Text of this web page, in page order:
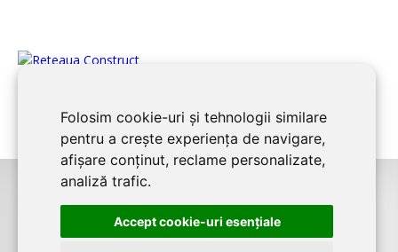
Folosim cookie-uri și tehnologii similare
pentru a crește experiența de navigare,
afișare conținut, reclame personalizate,
analiză trafic.
Accept cookie-uri esenţiale
CLUJ CONSTRUCTeste un serviciu de promovare online pentru
firme. Proiect digital dezvoltat deLIVE COMMUNICATIONS SRL